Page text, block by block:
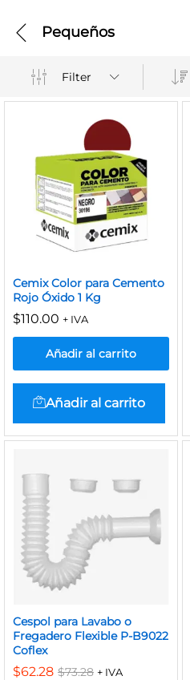
Pequeños
Filter
Cemix Color para Cemento
Rojo Óxido 1 Kg
$110.00 + IVA
Añadir al carrito
Añadir al carrito
Cespol para Lavabo o
Fregadero Flexible P-B9022
Coflex
$62.28 $73.28 + IVA